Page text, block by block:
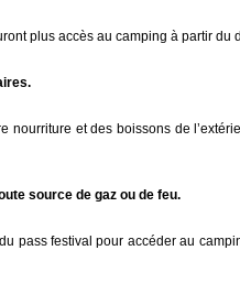
plus accès au camping à partir du
nourriture et des boissons de
source de gaz ou de feu.
pass festival pour accéder au